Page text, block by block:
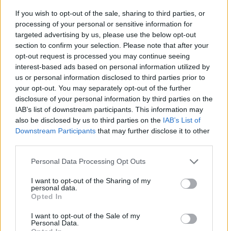
If you wish to opt-out of the sale, sharing to third parties, or
processing of your personal or sensitive information for
targeted advertising by us, please use the below opt-out
section to confirm your selection. Please note that after your
opt-out request is processed you may continue seeing
interest-based ads based on personal information utilized by
us or personal information disclosed to third parties prior to
your opt-out. You may separately opt-out of the further
disclosure of your personal information by third parties on the
IAB’s list of downstream participants. This information may
also be disclosed by us to third parties on the IAB’s List of
Downstream Participants that may further disclose it to other
Please note that this website/app uses one or more Google
not limited to your visit or usage behaviour. You may click to
grant or deny consent to Google and its third-party tags to
use your data for below specified purposes in below Google
consent section.
Personal Data Processing Opt Outs
I want to opt-out of the Sharing of my
personal data.
Opted In
I want to opt-out of the Sale of my
Personal Data.
qualità della vita, rivelando benefici inaspettati. La
pratica regolare può trasformare le dinamiche
interpersonali, incoraggiando un ambiente sociale
più sano e collaborativo.
AUTORE
Staff